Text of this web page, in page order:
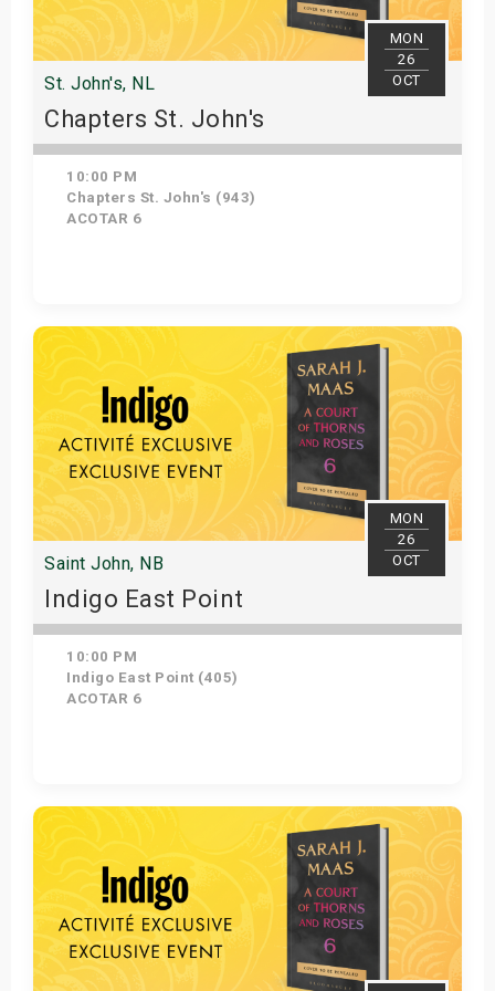
MON
26
OCT
St. John's, NL
Chapters St. John's
10:00 PM
Chapters St. John's (943)
ACOTAR 6
Get Tickets
MON
26
OCT
Saint John, NB
Indigo East Point
10:00 PM
Indigo East Point (405)
ACOTAR 6
Get Tickets